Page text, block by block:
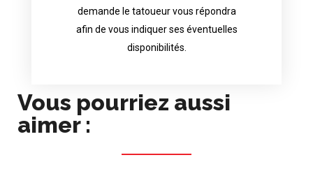
demande le tatoueur vous répondra
afin de vous indiquer ses éventuelles
disponibilités.
Contact directly the artist of your
choice because most are in great
Vous pourriez aussi
aimer :